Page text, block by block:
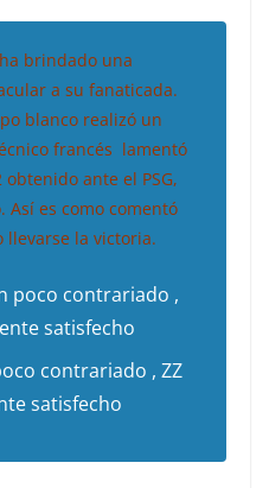
brindado una
a su fanaticada.
blanco realizó un
francés lamentó
ante el PSG,
Así es como comentó
llevarse la victoria.
contrariado , ZZ
satisfecho